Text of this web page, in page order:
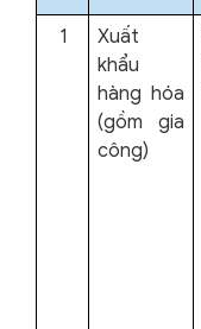
1
Xuất
khẩu
hàng hóa
(gồm gia
công)